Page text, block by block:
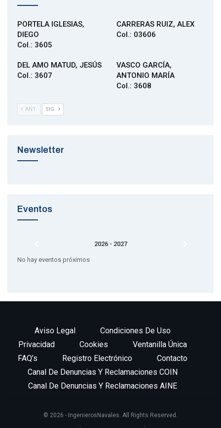
PORTELA IGLESIAS,
DIEGO
Col.: 3605
CARRERAS RUIZ, ALEX
Col.: 03606
DEL AMO MATUD, JESÚS
Col.: 3607
VASCO GARCÍA,
ANTONIO MARÍA
Col.: 3608
ANT. SIG.
Newsletter
Eventos
2026 - 2027
No hay eventos próximos
Aviso Legal
Condiciones De Uso
Privacidad
Cookies
Ventanilla Única
FAQ’s
Registro Electrónico
Contacto
Canal De Denuncias Y Reclamaciones COIN
Canal De Denuncias Y Reclamaciones AINE
© 2026 - IngenierosNavales. All Rights Reserved.